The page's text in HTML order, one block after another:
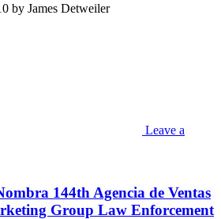
by James Detweiler
Leave a
144th Agencia de Ventas
Group Law Enforcement